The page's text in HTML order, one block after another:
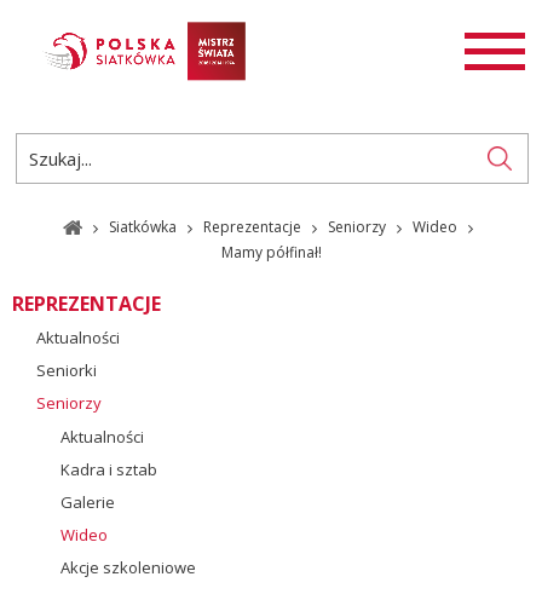
AKTUALNOŚCI
ROZGRYWKI
PL
EN
Siatkówka Reprezentacje Seniorzy
Wideo
Mamy półfinał!
REPREZENTACJE
Aktualności
Seniorki
Seniorzy
Aktualności
Kadra i sztab
Galerie
Wideo
Akcje szkoleniowe